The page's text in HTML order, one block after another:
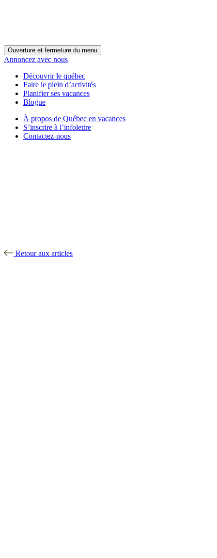
Ouverture et fermeture du menu
Annoncez avec nous
Découvrir le québec
Faire le plein d’activités
Planifier ses vacances
Blogue
À propos de Québec en vacances
S’inscrire à l’infolettre
Contactez-nous
Retour aux articles